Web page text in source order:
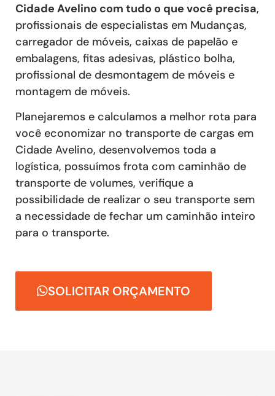
Cidade Avelino com tudo o que você precisa,
profissionais de especialistas em Mudanças,
carregador de móveis, caixas de papelão e
embalagens, fitas adesivas, plástico bolha,
profissional de desmontagem de móveis e
montagem de móveis.
Planejaremos e calculamos a melhor rota para
você economizar no transporte de cargas em
Cidade Avelino, desenvolvemos toda a
logística, possuímos frota com caminhão de
transporte de volumes, verifique a
possibilidade de realizar o seu transporte sem
a necessidade de fechar um caminhão inteiro
para o transporte.
SOLICITAR ORÇAMENTO